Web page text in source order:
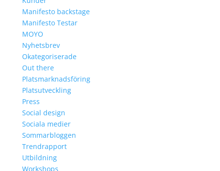
Manifesto backstage
Manifesto Testar
MOYO
Nyhetsbrev
Okategoriserade
Out there
Platsmarknadsföring
Platsutveckling
Press
Social design
Sociala medier
Sommarbloggen
Trendrapport
Utbildning
Workshops